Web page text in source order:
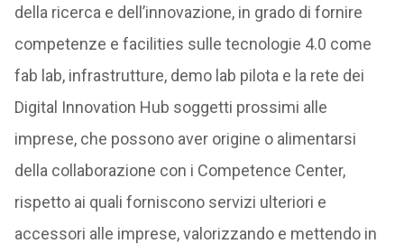
della ricerca e dell’innovazione, in grado di fornire
competenze e facilities sulle tecnologie 4.0 come
fab lab, infrastrutture, demo lab pilota e la rete dei
Digital Innovation Hub soggetti prossimi alle
imprese, che possono aver origine o alimentarsi
della collaborazione con i Competence Center,
rispetto ai quali forniscono servizi ulteriori e
accessori alle imprese, valorizzando e mettendo in